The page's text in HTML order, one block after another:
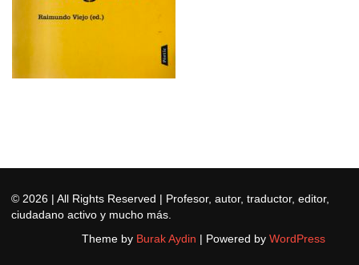
© 2026 | All Rights Reserved | Profesor, autor, traductor, editor,
ciudadano activo y mucho más.
Theme by Burak Aydin | Powered by WordPress